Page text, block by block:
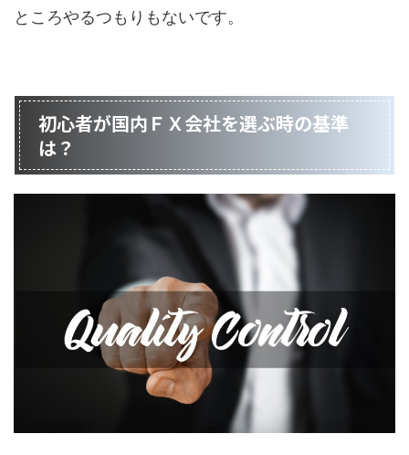
ところやるつもりもないです。
初心者が国内ＦＸ会社を選ぶ時の基準
は？